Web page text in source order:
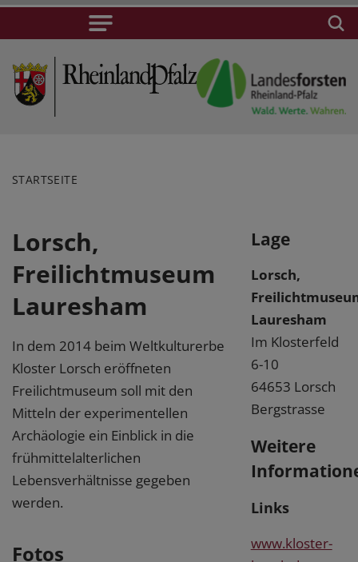
STARTSEITE
Lorsch,
Freilichtmuseum
Lauresham
In dem 2014 beim Weltkulturerbe
Kloster Lorsch eröffneten
Freilichtmuseum soll mit den
Mitteln der experimentellen
Archäologie ein Einblick in die
frühmittelalterlichen
Lebensverhältnisse gegeben
werden.
Fotos
Lage
Lorsch,
Lauresham
Im Klosterfeld
6-10
64653 Lorsch
Bergstrasse
Weitere
Links
www.kloster-